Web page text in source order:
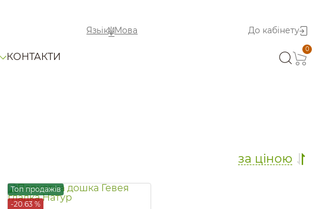
Язьік Мова До кабінету
КОНТАКТИ
0
за ціною
Топ продажів
-20.63 %